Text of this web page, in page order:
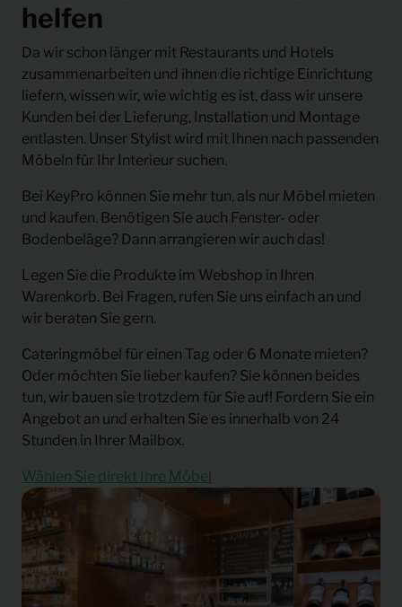
helfen
Da wir schon länger mit Restaurants und Hotels
zusammenarbeiten und ihnen die richtige Einrichtung
liefern, wissen wir, wie wichtig es ist, dass wir unsere
Kunden bei der Lieferung, Installation und Montage
entlasten. Unser Stylist wird mit Ihnen nach passenden
Möbeln für Ihr Interieur suchen.
Bei KeyPro können Sie mehr tun, als nur Möbel mieten
und kaufen. Benötigen Sie auch Fenster- oder
Bodenbeläge? Dann arrangieren wir auch das!
Legen Sie die Produkte im Webshop in Ihren
Warenkorb. Bei Fragen, rufen Sie uns einfach an und
wir beraten Sie gern.
Cateringmöbel für einen Tag oder 6 Monate mieten?
Oder möchten Sie lieber kaufen? Sie können beides
tun, wir bauen sie trotzdem für Sie auf! Fordern Sie ein
Angebot an und erhalten Sie es innerhalb von 24
Stunden in Ihrer Mailbox.
Wählen Sie direkt Ihre Möbel